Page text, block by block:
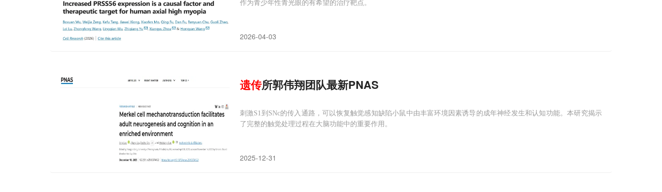
作为青少年性青光眼的有希望的治疗靶点。
2026-04-03
遗传所郭伟翔团队最新PNAS
刺激S1到SNc的传入通路，可以恢复触觉感知缺陷小鼠中由丰富环境因素诱导的成年神经发生和认知功能。本研究揭示
了完整的触觉处理过程在大脑功能中的重要作用。
2025-12-31